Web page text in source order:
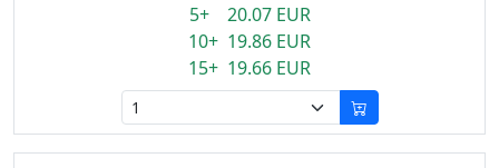
5+ 20.07 EUR
10+ 19.86 EUR
15+ 19.66 EUR